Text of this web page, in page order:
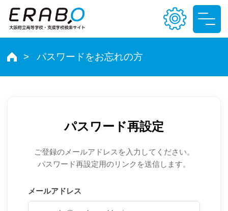
文字サイズ
T T T T
パスワードをお忘れの方
パスワード再設定
ご登録のメールアドレスを入力してください。
パスワード再設定用のリンクを送信します。
メールアドレス